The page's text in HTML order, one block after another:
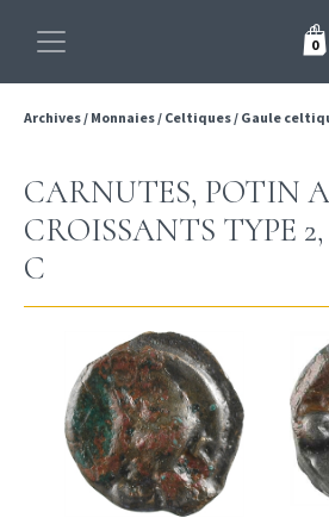
0
Archives/ Monnaies/ Celtiques/ Gaule
CARNUTES, POTIN
CROISSANTS TYPE 2,
C